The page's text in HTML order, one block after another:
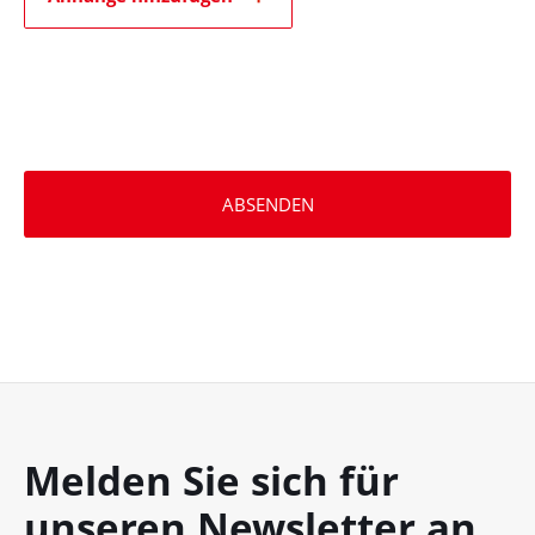
ABSENDEN
Melden Sie sich für